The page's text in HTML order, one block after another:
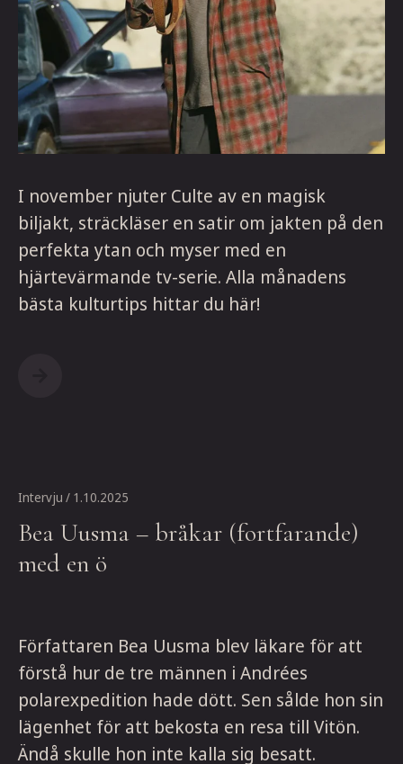
I november njuter Culte av en magisk
biljakt, sträckläser en satir om jakten på den
perfekta ytan och myser med en
hjärtevärmande tv-serie. Alla månadens
bästa kulturtips hittar du här!
Intervju / 1.10.2025
Bea Uusma – bråkar (fortfarande)
med en ö
Författaren Bea Uusma blev läkare för att
förstå hur de tre männen i Andrées
polarexpedition hade dött. Sen sålde hon sin
lägenhet för att bekosta en resa till Vitön.
Ändå skulle hon inte kalla sig besatt.